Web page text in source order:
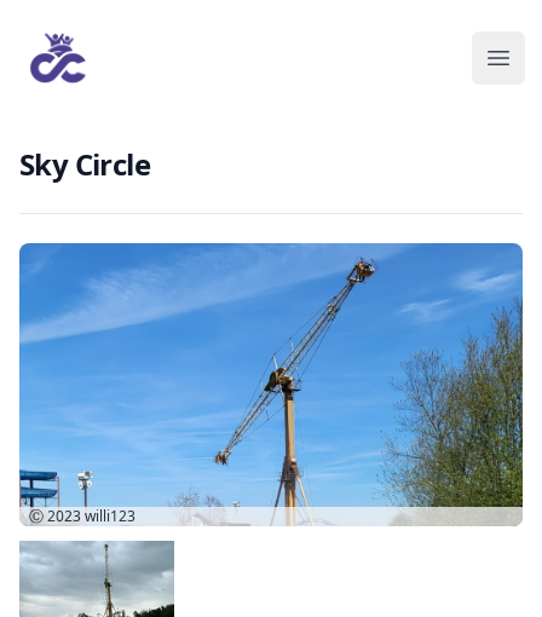
Sky Circle
Ⓒ 2023willi123